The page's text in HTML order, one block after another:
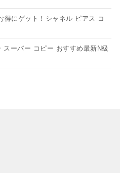
得にゲット！シャネル ピアス コ
ーパー コピー おすすめ最新N級